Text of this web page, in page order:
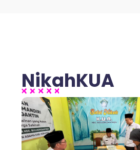
NikahKUA
No Comments